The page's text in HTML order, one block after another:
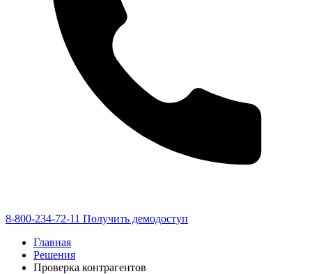
8-800-234-72-11 Получить демодоступ
Главная
Решения
Проверка контрагентов